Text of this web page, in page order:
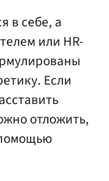
в себе, а
или HR-
Если
отложить,